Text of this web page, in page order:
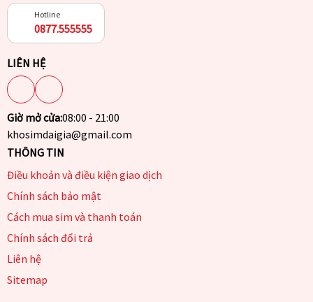
Hotline
0877.555555
LIÊN HỆ
Giờ mở cửa:08:00 - 21:00
khosimdaigia@gmail.com
THÔNG TIN
Điều khoản và điều kiện giao dịch
Chính sách bảo mật
Cách mua sim và thanh toán
Chính sách đổi trả
Liên hệ
Sitemap